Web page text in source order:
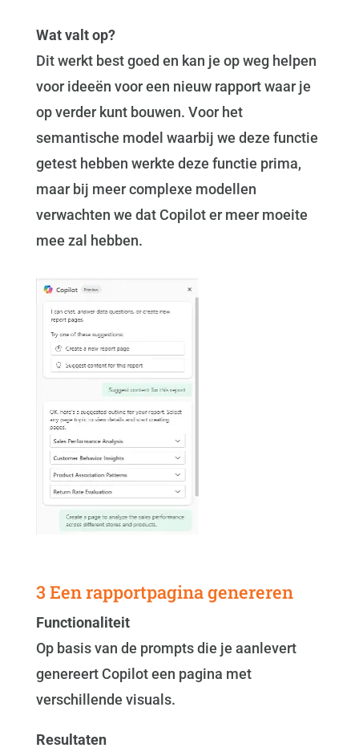
Wat valt op?
Dit werkt best goed en kan je op weg helpen
voor ideeën voor een nieuw rapport waar je
op verder kunt bouwen. Voor het
semantische model waarbij we deze functie
getest hebben werkte deze functie prima,
maar bij meer complexe modellen
verwachten we dat Copilot er meer moeite
mee zal hebben.
3 Een rapportpagina genereren
Functionaliteit
Op basis van de prompts die je aanlevert
genereert Copilot een pagina met
verschillende visuals.
Resultaten